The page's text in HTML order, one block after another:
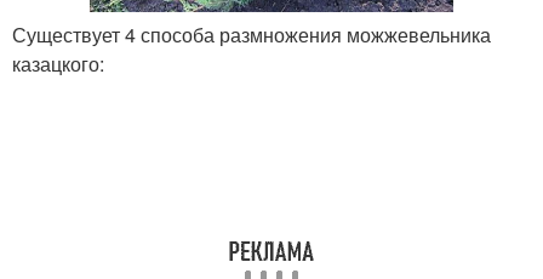
Существует 4 способа размножения можжевельника
казацкого: